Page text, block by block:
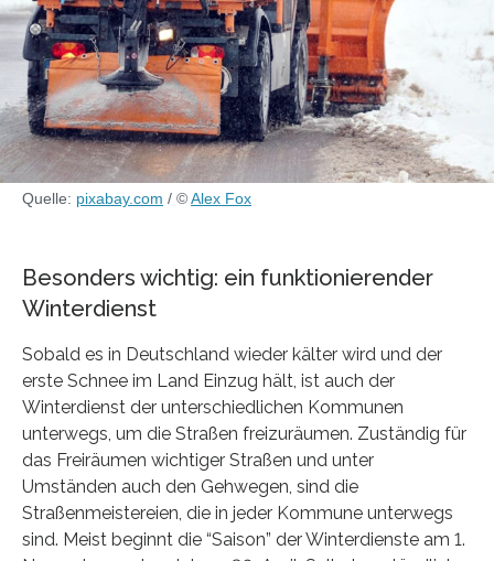
Quelle: pixabay.com / ©Alex Fox
Besonders wichtig: ein funktionierender
Winterdienst
Sobald es in Deutschland wieder kälter wird und der
erste Schnee im Land Einzug hält, ist auch der
Winterdienst der unterschiedlichen Kommunen
unterwegs, um die Straßen freizuräumen. Zuständig für
das Freiräumen wichtiger Straßen und unter
Umständen auch den Gehwegen, sind die
Straßenmeistereien, die in jeder Kommune unterwegs
sind. Meist beginnt die “Saison” der Winterdienste am 1.